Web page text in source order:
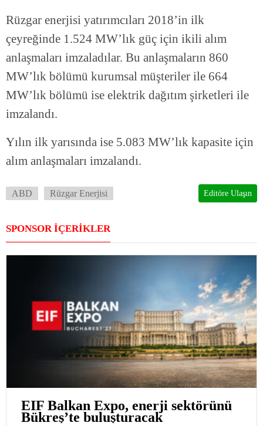
Rüzgar enerjisi yatırımcıları 2018’in ilk
çeyreğinde 1.524 MW’lık güç için ikili alım
anlaşmaları imzaladılar. Bu anlaşmaların 860
MW’lık bölümü kurumsal müşteriler ile 664
MW’lık bölümü ise elektrik dağıtım şirketleri ile
imzalandı.
Yılın ilk yarısında ise 5.083 MW’lık kapasite için
alım anlaşmaları imzalandı.
ABD Rüzgar Enerjisi Editöre Ulaşın
SPONSOR İÇERİKLER
EIF Balkan Expo, enerji sektörünü
Bükreş’te buluşturacak